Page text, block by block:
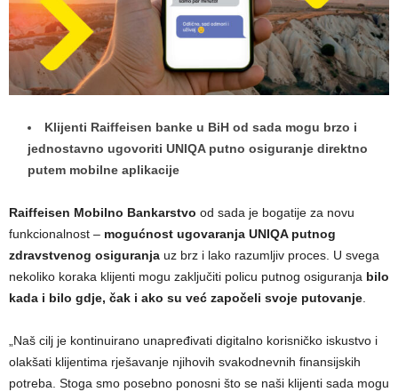
Klijenti Raiffeisen banke u BiH od sada mogu brzo i
jednostavno ugovoriti UNIQA putno osiguranje direktno
putem mobilne aplikacije
Raiffeisen Mobilno Bankarstvo od sada je bogatije za novu
funkcionalnost – mogućnost ugovaranja UNIQA putnog
zdravstvenog osiguranja uz brz i lako razumljiv proces. U svega
nekoliko koraka klijenti mogu zaključiti policu putnog osiguranja bilo
kada i bilo gdje, čak i ako su već započeli svoje putovanje
„Naš cilj je kontinuirano unapređivati digitalno korisničko iskustvo i
olakšati klijentima rješavanje njihovih svakodnevnih finansijskih
potreba. Stoga smo posebno ponosni što se naši klijenti sada mogu